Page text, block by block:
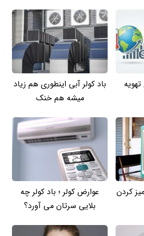
باد کولر آبی اینطوری هم زیاد
میشه هم خنک
کردن
عوارض کولر ؛ باد کولر چه
بلایی سرتان می آورد؟